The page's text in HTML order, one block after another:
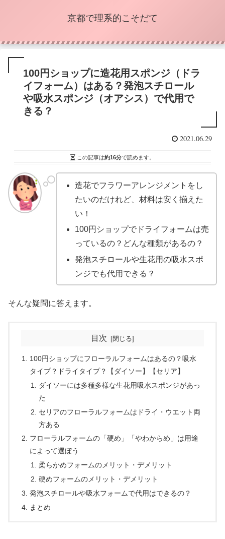
京都で理系的こそだて
100円ショップに造花用スポンジ（ドラ
イフォーム）はある？発泡スチロール
や吸水スポンジ（オアシス）で代用で
きる？
2021.06.29
この記事は約16分で読めます。
造花でフラワーアレンジメントをし
たいのだけれど、材料は安く揃えた
い！
100円ショップでドライフォームは売
っているの？どんな種類があるの？
発泡スチロールや生花用の吸水スポ
ンジでも代用できる？
そんな疑問に答えます。
目次
100円ショップにフローラルフォームはあるの？吸水
タイプ？ドライタイプ？【ダイソー】【セリア】
ダイソーには多種多様な生花用吸水スポンジがあっ
た
セリアのフローラルフォームはドライ・ウエット両
方ある
フローラルフォームの「硬め」「やわからめ」は用途
によって選ぼう
柔らかめフォームのメリット・デメリット
硬めフォームのメリット・デメリット
発泡スチロールや吸水フォームで代用はできるの？
まとめ